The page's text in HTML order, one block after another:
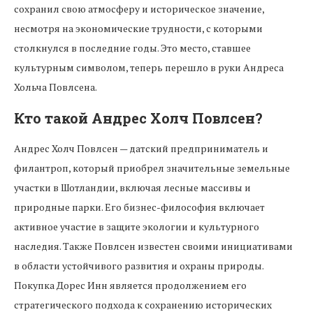
сохранил свою атмосферу и историческое значение,
несмотря на экономические трудности, с которыми
столкнулся в последние годы. Это место, ставшее
культурным символом, теперь перешло в руки Андреса
Хольча Повлсена.
Кто такой Андрес Холч Повлсен?
Андрес Холч Повлсен — датский предприниматель и
филантроп, который приобрел значительные земельные
участки в Шотландии, включая лесные массивы и
природные парки. Его бизнес-философия включает
активное участие в защите экологии и культурного
наследия. Также Повлсен известен своими инициативами
в области устойчивого развития и охраны природы.
Покупка Дорес Инн является продолжением его
стратегического подхода к сохранению исторических